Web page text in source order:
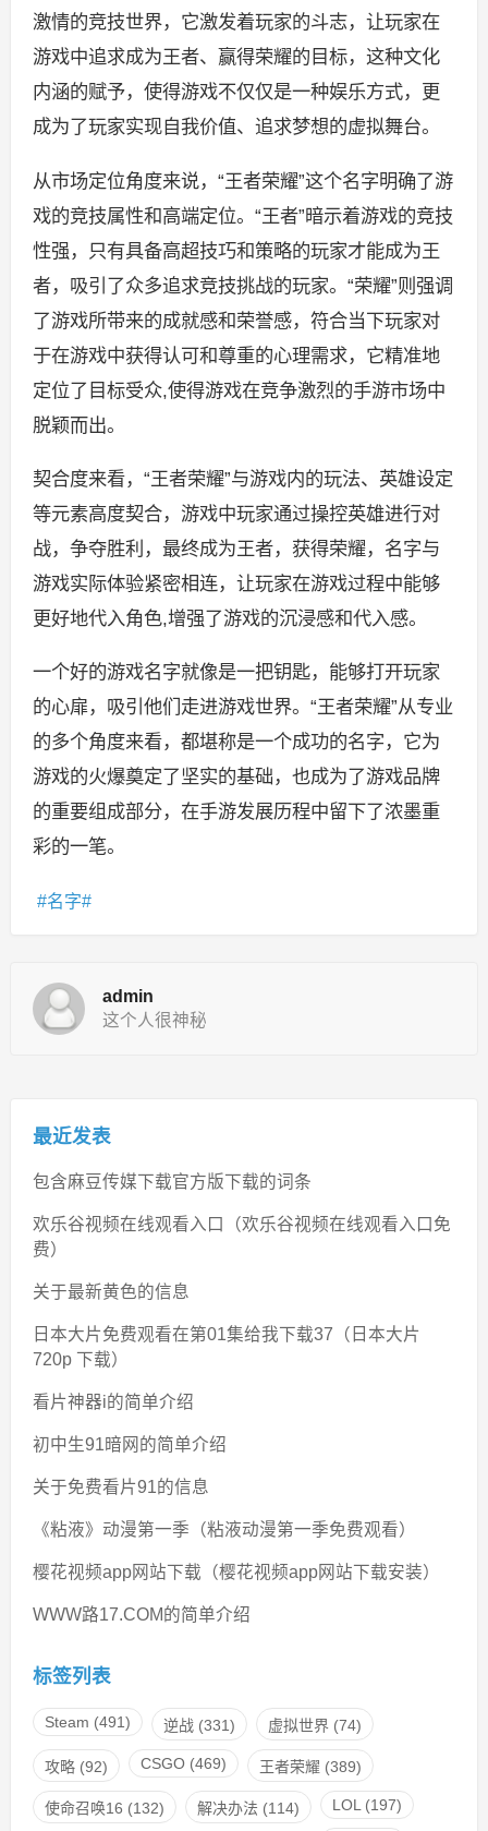
激情的竞技世界，它激发着玩家的斗志，让玩家在
游戏中追求成为王者、赢得荣耀的目标，这种文化
内涵的赋予，使得游戏不仅仅是一种娱乐方式，更
成为了玩家实现自我价值、追求梦想的虚拟舞台。
从市场定位角度来说，“王者荣耀”这个名字明确了游
戏的竞技属性和高端定位。“王者”暗示着游戏的竞技
性强，只有具备高超技巧和策略的玩家才能成为王
者，吸引了众多追求竞技挑战的玩家。“荣耀”则强调
了游戏所带来的成就感和荣誉感，符合当下玩家对
于在游戏中获得认可和尊重的心理需求，它精准地
定位了目标受众,使得游戏在竞争激烈的手游市场中
脱颖而出。
契合度来看，“王者荣耀”与游戏内的玩法、英雄设定
等元素高度契合，游戏中玩家通过操控英雄进行对
战，争夺胜利，最终成为王者，获得荣耀，名字与
游戏实际体验紧密相连，让玩家在游戏过程中能够
更好地代入角色,增强了游戏的沉浸感和代入感。
一个好的游戏名字就像是一把钥匙，能够打开玩家
的心扉，吸引他们走进游戏世界。“王者荣耀”从专业
的多个角度来看，都堪称是一个成功的名字，它为
游戏的火爆奠定了坚实的基础，也成为了游戏品牌
的重要组成部分，在手游发展历程中留下了浓墨重
彩的一笔。
名字
admin
这个人很神秘
最近发表
包含麻豆传媒下载官方版下载的词条
欢乐谷视频在线观看入口（欢乐谷视频在线观看入口免
费）
关于最新黄色的信息
日本大片免费观看在第01集给我下载37（日本大片
720p 下载）
看片神器i的简单介绍
初中生91暗网的简单介绍
关于免费看片91的信息
《粘液》动漫第一季（粘液动漫第一季免费观看）
樱花视频app网站下载（樱花视频app网站下载安装）
WWW路17.COM的简单介绍
标签列表
Steam (491) 逆战(331) 虚拟世界(74)
攻略(92) CSGO(469) 王者荣耀 (389)
使命召唤16 (132) 解决办法 (114) LOL (197)